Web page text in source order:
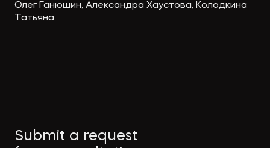
Олег Ганюшин, Александра Хаустова, Колодкина
Татьяна
Submit a request